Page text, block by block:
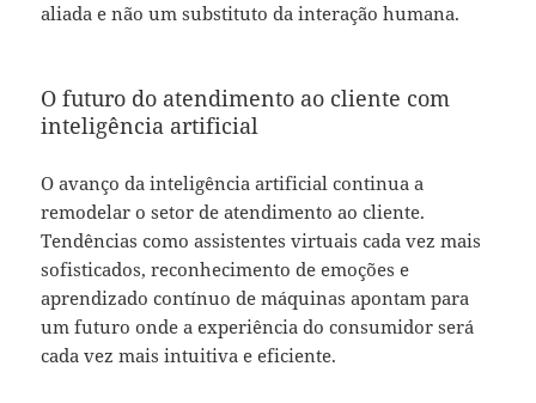
aliada e não um substituto da interação humana.
O futuro do atendimento ao cliente com
inteligência artificial
O avanço da inteligência artificial continua a
remodelar o setor de atendimento ao cliente.
Tendências como assistentes virtuais cada vez mais
sofisticados, reconhecimento de emoções e
aprendizado contínuo de máquinas apontam para
um futuro onde a experiência do consumidor será
cada vez mais intuitiva e eficiente.